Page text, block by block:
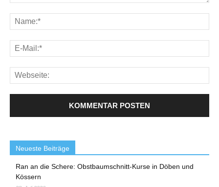
Neueste Beiträge
Ran an die Schere: Obstbaumschnitt-Kurse in Döben und
Kössern